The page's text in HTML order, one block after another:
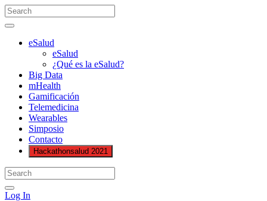
eSalud
eSalud
¿Qué es la eSalud?
Big Data
mHealth
Gamificación
Telemedicina
Wearables
Simposio
Contacto
Hackathonsalud 2021
Log In